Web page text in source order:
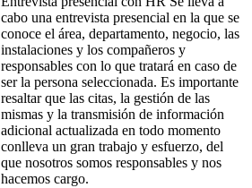
cabo una entrevista presencial en la que se
conoce el área, departamento, negocio, las
instalaciones y los compañeros y
responsables con lo que tratará en caso de
ser la persona seleccionada. Es importante
resaltar que las citas, la gestión de las
mismas y la transmisión de información
adicional actualizada en todo momento
conlleva un gran trabajo y esfuerzo, del
que nosotros somos responsables y nos
hacemos cargo.